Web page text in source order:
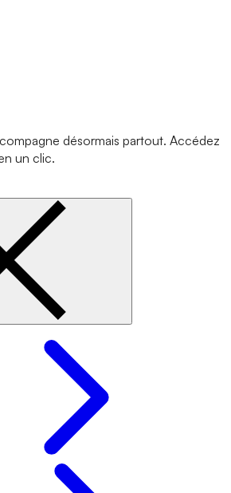
désormais partout. Accédez
un clic.